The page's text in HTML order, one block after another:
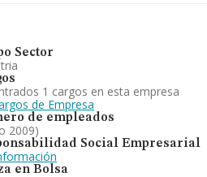
Sector
1 cargos en esta empresa
de Empresa
de empleados
2009)
Social Empresarial
en Bolsa